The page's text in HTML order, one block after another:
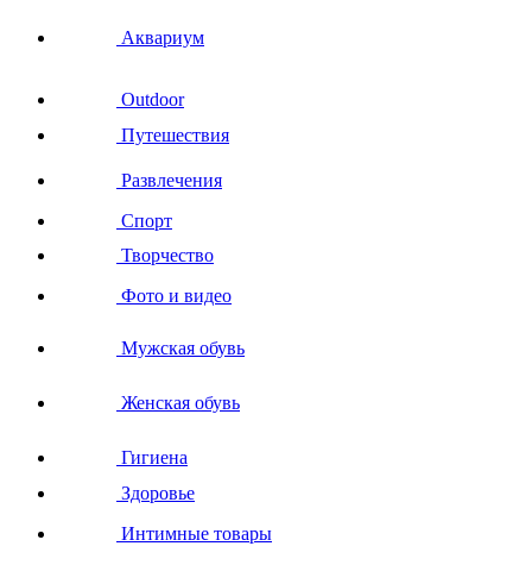
Аквариум
Outdoor
Путешествия
Развлечения
Спорт
Творчество
Фото и видео
Мужская обувь
Женская обувь
Гигиена
Здоровье
Интимные товары